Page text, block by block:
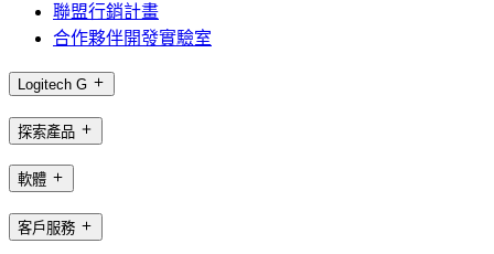
聯盟行銷計畫
合作夥伴開發實驗室
Logitech G
探索產品
軟體
客戶服務